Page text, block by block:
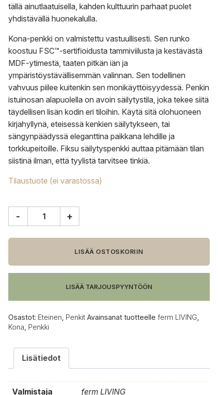
tällä ainutlaatuisella, kahden kulttuurin parhaat puolet
yhdistävällä huonekalulla.
Kona-penkki on valmistettu vastuullisesti. Sen runko
koostuu FSC™-sertifioidusta tammiviilusta ja kestävästä
MDF-ytimestä, taaten pitkän iän ja
ympäristöystävällisemmän valinnan. Sen todellinen
vahvuus piilee kuitenkin sen monikäyttöisyydessä. Penkin
istuinosan alapuolella on avoin säilytystila, joka tekee siitä
täydellisen lisän kodin eri tiloihin. Käytä sitä olohuoneen
kirjahyllynä, eteisessä kenkien säilytykseen, tai
sängynpäädyssä eleganttina paikkana lehdille ja
torkkupeitoille. Fiksu säilytyspenkki auttaa pitämään tilan
siistinä ilman, että tyylistä tarvitsee tinkiä.
Tilaustuote (ei varastossa)
Kona
tumma
petsi
- +
LISÄÄ OSTOSKORIIN
LISÄÄ TARJOUSPYYNTÖÖN
Osastot: Eteinen Penkit Avainsanat tuotteelle ferm LIVING
Kona Penkki
Lisätiedot
Valmistaja ferm LIVING